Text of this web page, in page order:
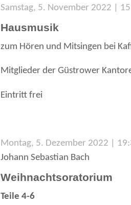
Samstag, 5. November 2022 |
Hausmusik
zum Hören und Mitsingen bei
Mitglieder der Güstrower
Eintritt frei
Montag, 5. Dezember 2022 |
Johann Sebastian Bach
Weihnachtsoratorium
Teile 4-6